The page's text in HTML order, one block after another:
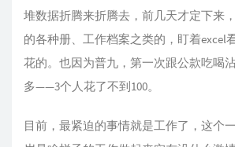
堆数据折腾来折腾去，前几天才定下来
的各种册、工作档案之类的，盯着excel
花的。也因为普九，第一次跟公款吃喝
多——3个人花了不到100。
目前，最紧迫的事情就是工作了，这个